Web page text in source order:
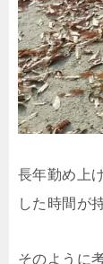
長年勤め上
した時間が
そのように